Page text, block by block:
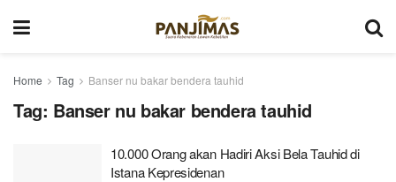
Home Tag Banser nu bakar bendera tauhid
Tag: Banser nu bakar bendera tauhid
10.000 Orang akan Hadiri Aksi Bela Tauhid di
Istana Kepresidenan